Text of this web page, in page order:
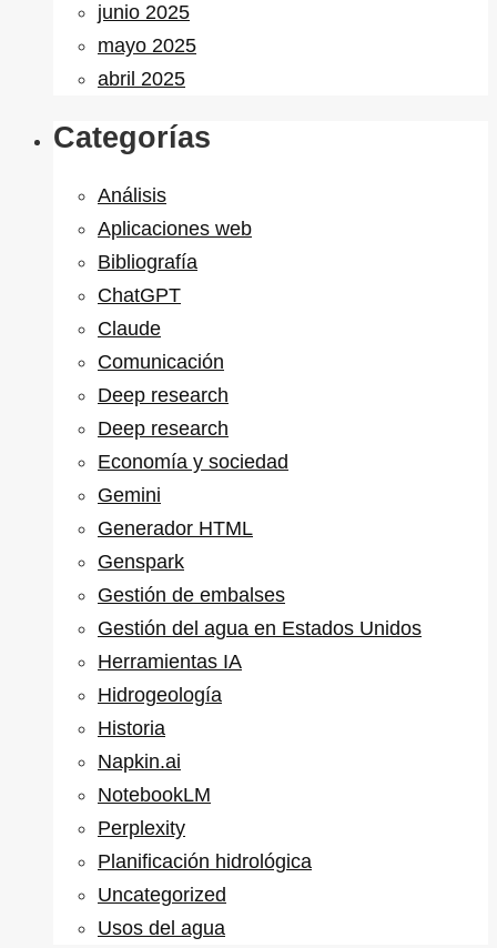
junio 2025
mayo 2025
abril 2025
Categorías
Análisis
Aplicaciones web
Bibliografía
ChatGPT
Claude
Comunicación
Deep research
Deep research
Economía y sociedad
Gemini
Generador HTML
Genspark
Gestión de embalses
Gestión del agua en Estados Unidos
Herramientas IA
Hidrogeología
Historia
Napkin.ai
NotebookLM
Perplexity
Planificación hidrológica
Uncategorized
Usos del agua